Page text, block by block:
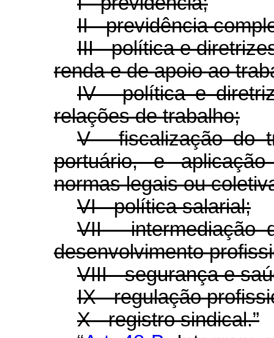
II - previdência
III - política e
renda e de apoio ao
IV - política e
relações de trabalho;
V - fiscalização do
portuário, e
normas legais ou
VI - política salarial;
VII - intermediação
desenvolvimento
VIII - segurança e
IX - regulação
X - registro sindical.”